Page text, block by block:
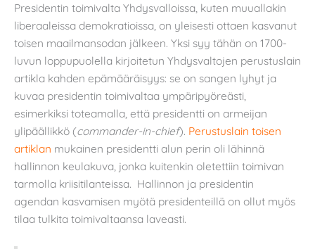
Presidentin toimivalta Yhdysvalloissa, kuten muuallakin
liberaaleissa demokratioissa, on yleisesti ottaen kasvanut
toisen maailmansodan jälkeen. Yksi syy tähän on 1700-
luvun loppupuolella kirjoitetun Yhdysvaltojen perustuslain
artikla kahden epämääräisyys: se on sangen lyhyt ja
kuvaa presidentin toimivaltaa ympäripyöreästi,
esimerkiksi toteamalla, että presidentti on armeijan
ylipäällikkö (commander-in-chief). Perustuslain toisen
artiklan mukainen presidentti alun perin oli lähinnä
hallinnon keulakuva, jonka kuitenkin oletettiin toimivan
tarmolla kriisitilanteissa. Hallinnon ja presidentin
agendan kasvamisen myötä presidenteillä on ollut myös
tilaa tulkita toimivaltaansa laveasti.